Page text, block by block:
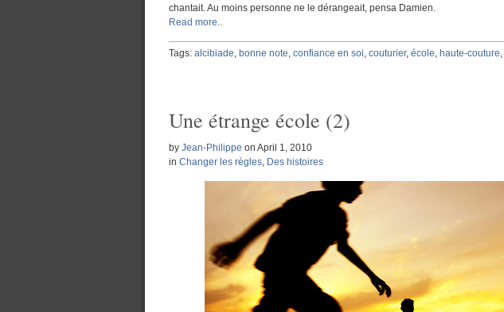
chantait. Au moins personne ne le dérangeait, pensa Damien.
Read more..
Tags: alcibiade, bonne note, confiance en soi, couturier, école, haute-couture,
Une étrange école (2)
by Jean-Philippe on April 1, 2010
in Changer les règles, Des histoires